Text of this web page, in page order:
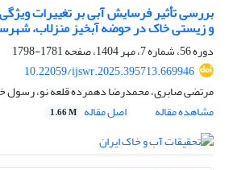
بررسی تأثیر فرسایش آبی بر تغییرات
و زیستی خاک در حوضه آبخیز منزلاب،
دوره 56، شماره 7، مهر 1404، صفحه
1781-1798
10.22059/ijswr.2025.395713.669946
مرتضی صابری، محمدرضا دهمرده قلعه نو، رسول
مشاهده مقاله
اصل مقاله 1.66 M